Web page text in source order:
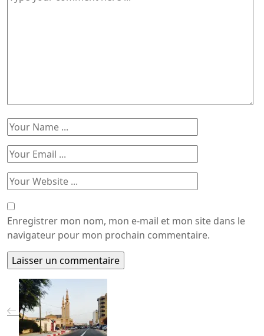
Enregistrer mon nom, mon e-mail et mon site dans le
navigateur pour mon prochain commentaire.